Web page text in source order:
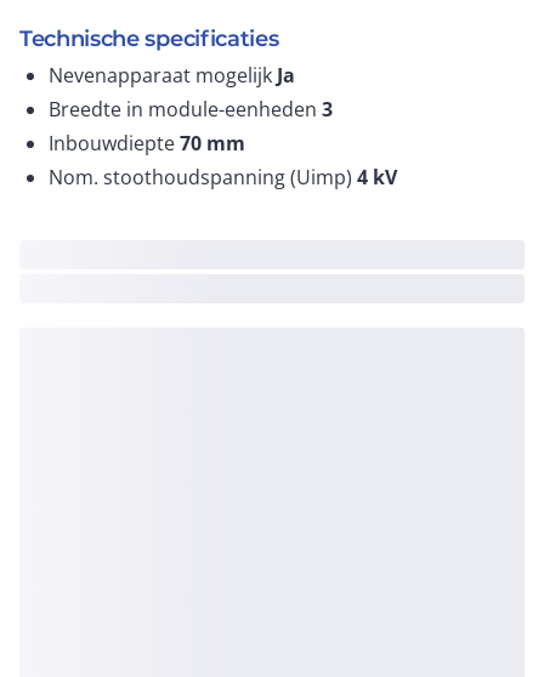
Technische specificaties
Nevenapparaat mogelijk Ja
Breedte in module-eenheden 3
Inbouwdiepte70 mm
Nom. stoothoudspanning (Uimp) 4 kV